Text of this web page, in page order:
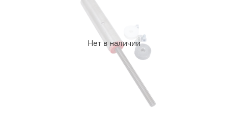
Нет в наличии